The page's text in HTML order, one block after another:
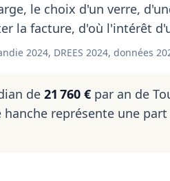
le choix d'un verre,
la facture, d'où l'intérêt
2024, DREES 2024, données
de 21 760 € par an de
représente une